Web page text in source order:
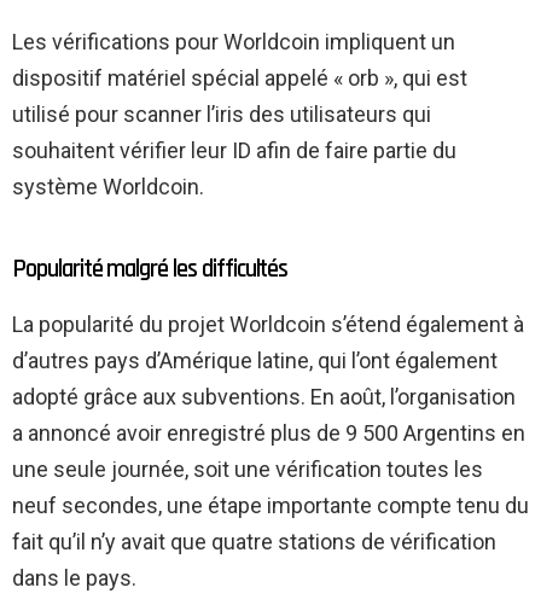
Les vérifications pour Worldcoin impliquent un
dispositif matériel spécial appelé « orb », qui est
utilisé pour scanner l’iris des utilisateurs qui
souhaitent vérifier leur ID afin de faire partie du
système Worldcoin.
Popularité malgré les difficultés
La popularité du projet Worldcoin s’étend également à
d’autres pays d’Amérique latine, qui l’ont également
adopté grâce aux subventions. En août, l’organisation
a annoncé avoir enregistré plus de 9 500 Argentins en
une seule journée, soit une vérification toutes les
neuf secondes, une étape importante compte tenu du
fait qu’il n’y avait que quatre stations de vérification
dans le pays.